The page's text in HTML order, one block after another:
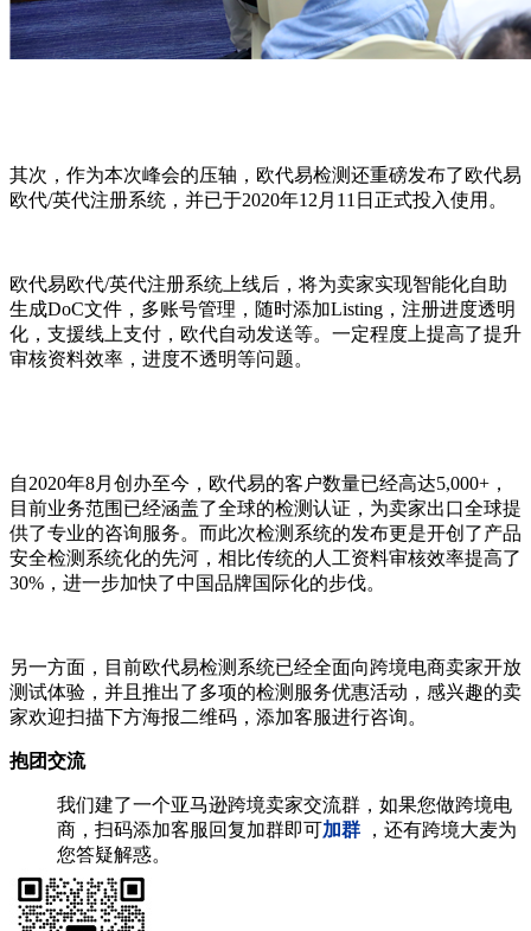
其次，作为本次峰会的压轴，欧代易检测还重磅发布了欧代易
欧代/英代注册系统，并已于2020年12月11日正式投入使用。
欧代易欧代/英代注册系统上线后，将为卖家实现智能化自助
生成DoC文件，多账号管理，随时添加Listing，注册进度透明
化，支援线上支付，欧代自动发送等。一定程度上提高了提升
审核资料效率，进度不透明等问题。
自2020年8月创办至今，欧代易的客户数量已经高达5,000+，
目前业务范围已经涵盖了全球的检测认证，为卖家出口全球提
供了专业的咨询服务。而此次检测系统的发布更是开创了产品
安全检测系统化的先河，相比传统的人工资料审核效率提高了
30%，进一步加快了中国品牌国际化的步伐。
另一方面，目前欧代易检测系统已经全面向跨境电商卖家开放
测试体验，并且推出了多项的检测服务优惠活动，感兴趣的卖
家欢迎扫描下方海报二维码，添加客服进行咨询。
抱团交流
我们建了一个亚马逊跨境卖家交流群，如果您做跨境电
商，扫码添加客服回复加群即可加群
，还有跨境大麦为
您答疑解惑。